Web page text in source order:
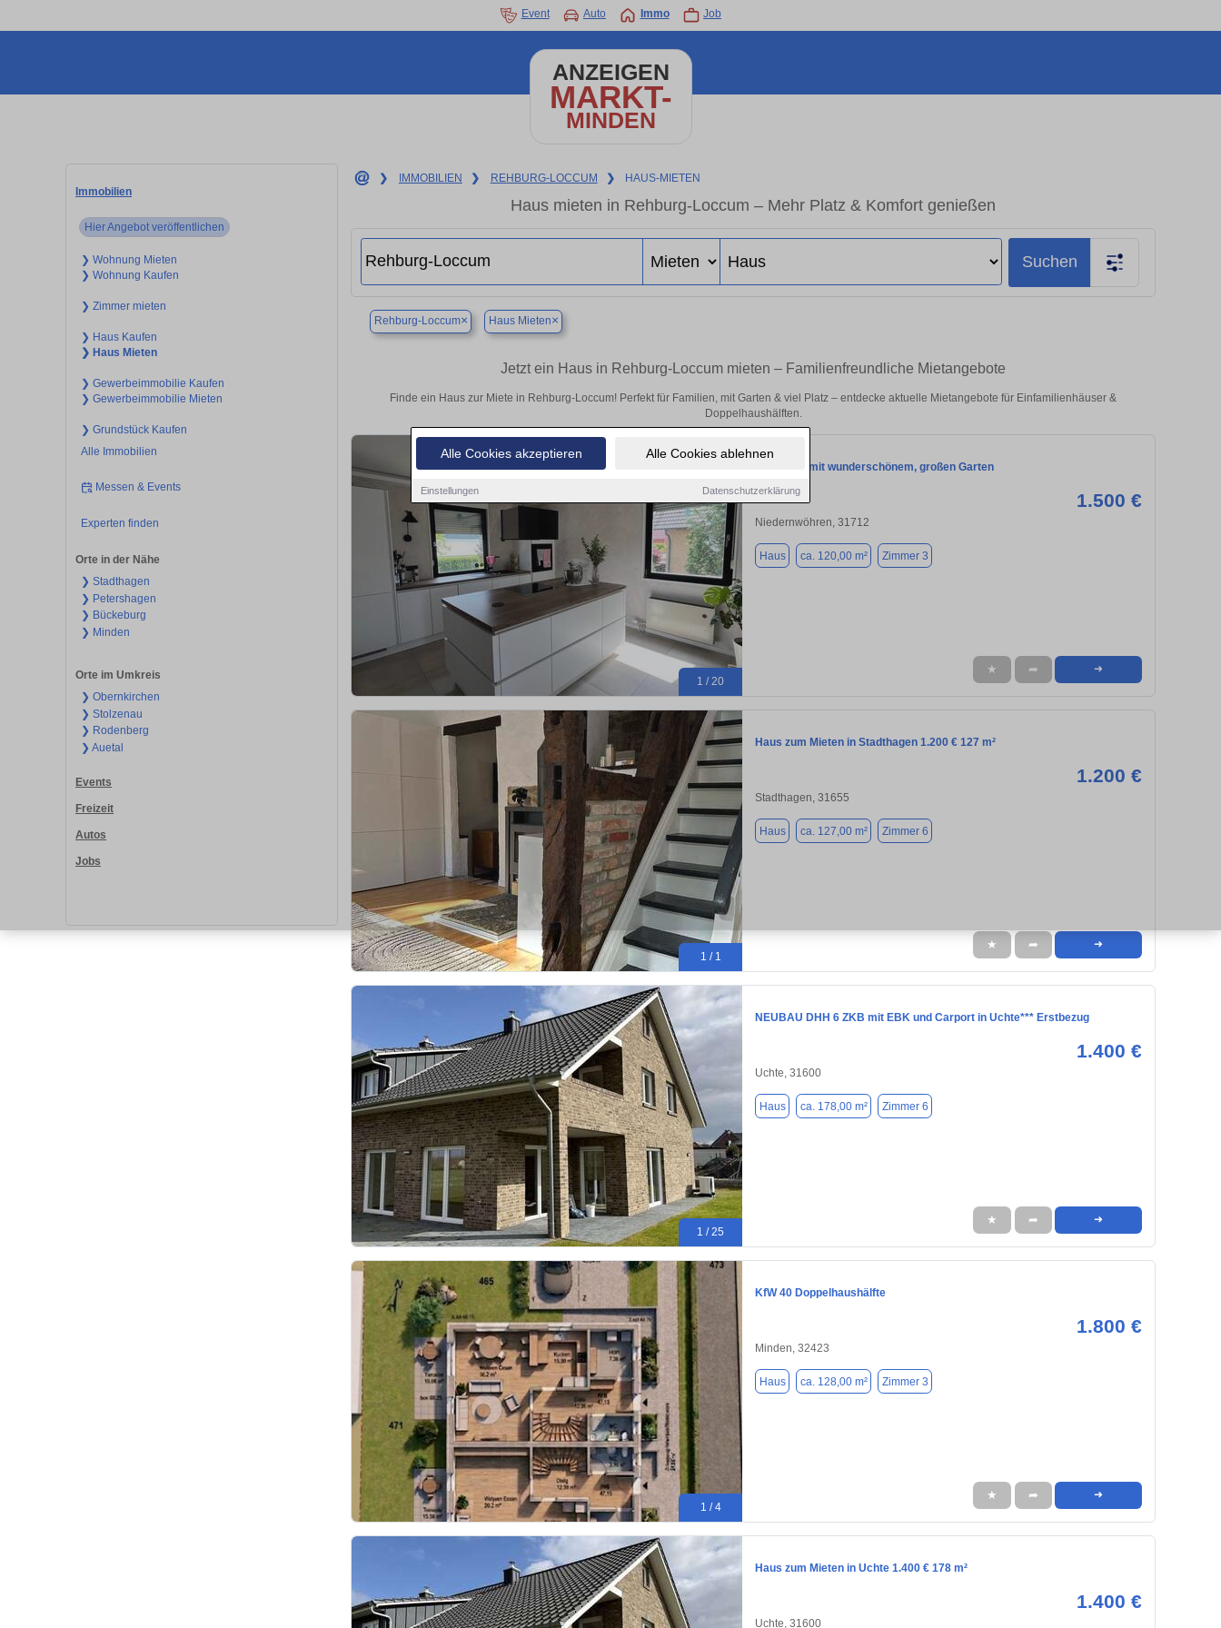
Alle Cookies akzeptieren Alle Cookies ablehnen
Einstellungen Datenschutzerklärung
Event Auto Immo Job
ANZEIGEN
MARKT-
MINDEN
Immobilien
Hier Angebot veröffentlichen
❯ Wohnung Mieten
❯ Wohnung Kaufen
❯ Zimmer mieten
❯ Haus Kaufen
❯ Haus Mieten
❯ Gewerbeimmobilie Kaufen
❯ Gewerbeimmobilie Mieten
❯ Grundstück Kaufen
Alle Immobilien
Messen & Events
Experten finden
Orte in der Nähe
❯ Stadthagen
❯ Petershagen
❯ Bückeburg
❯ Minden
Orte im Umkreis
❯ Obernkirchen
❯ Stolzenau
❯ Rodenberg
❯ Auetal
Events
Freizeit
Autos
Jobs
❯ IMMOBILIEN ❯ REHBURG-LOCCUM ❯ HAUS-MIETEN
Haus mieten in Rehburg-Loccum – Mehr Platz & Komfort genießen
Suchen
Rehburg-Loccum× Haus Mieten×
Jetzt ein Haus in Rehburg-Loccum mieten – Familienfreundliche Mietangebote
Finde ein Haus zur Miete in Rehburg-Loccum! Perfekt für Familien, mit Garten & viel Platz – entdecke aktuelle Mietangebote für Einfamilienhäuser &
Doppelhaushälften.
1 / 20
Bungalow mit wunderschönem, großen Garten
1.500 €
Niedernwöhren, 31712
Haus ca. 120,00 m² Zimmer 3
★ ➦ ➜
1 / 1
Haus zum Mieten in Stadthagen 1.200 € 127 m²
1.200 €
Stadthagen, 31655
Haus ca. 127,00 m² Zimmer 6
★ ➦ ➜
1 / 25
NEUBAU DHH 6 ZKB mit EBK und Carport in Uchte*** Erstbezug
1.400 €
Uchte, 31600
Haus ca. 178,00 m² Zimmer 6
★ ➦ ➜
1 / 4
KfW 40 Doppelhaushälfte
1.800 €
Minden, 32423
Haus ca. 128,00 m² Zimmer 3
★ ➦ ➜
Haus zum Mieten in Uchte 1.400 € 178 m²
1.400 €
Uchte, 31600